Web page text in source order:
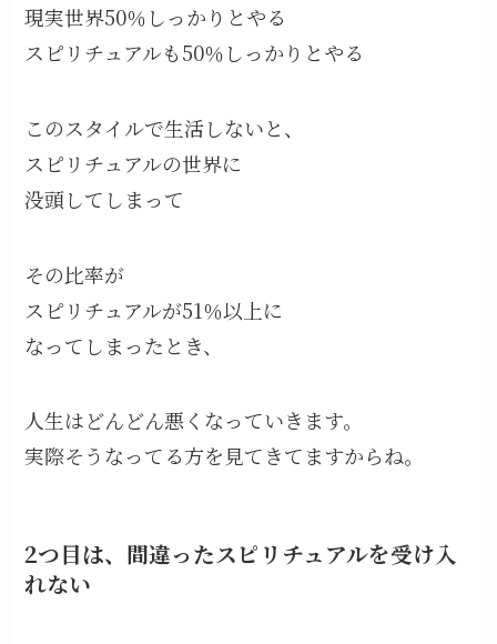
現実世界50％しっかりとやる
スピリチュアルも50％しっかりとやる
このスタイルで生活しないと、
スピリチュアルの世界に
没頭してしまって
その比率が
スピリチュアルが51％以上に
なってしまったとき、
人生はどんどん悪くなっていきます。
実際そうなってる方を見てきてますからね。
2つ目は、間違ったスピリチュアルを受け入
れない